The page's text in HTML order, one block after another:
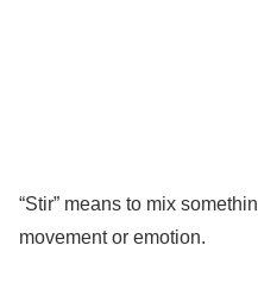
“Stir” means to mix
movement or emotion.